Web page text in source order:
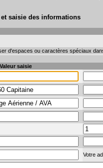
saisie des informations
d'espaces ou caractères spéciaux
Valeur saisie
Votre